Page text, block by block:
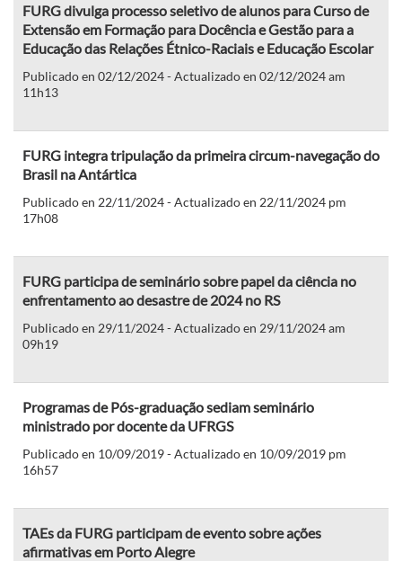
FURG divulga processo seletivo de alunos para Curso de
Extensão em Formação para Docência e Gestão para a
Educação das Relações Étnico-Raciais e Educação Escolar
Publicado en 02/12/2024 - Actualizado en 02/12/2024 am
11h13
FURG integra tripulação da primeira circum-navegação do
Brasil na Antártica
Publicado en 22/11/2024 - Actualizado en 22/11/2024 pm
17h08
FURG participa de seminário sobre papel da ciência no
enfrentamento ao desastre de 2024 no RS
Publicado en 29/11/2024 - Actualizado en 29/11/2024 am
09h19
Programas de Pós-graduação sediam seminário
ministrado por docente da UFRGS
Publicado en 10/09/2019 - Actualizado en 10/09/2019 pm
16h57
TAEs da FURG participam de evento sobre ações
afirmativas em Porto Alegre